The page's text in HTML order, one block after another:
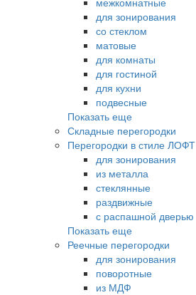
для зонирования
со стеклом
матовые
для комнаты
для гостиной
для кухни
подвесные
Показать еще
Складные перегородки
Перегородки в стиле ЛОФТ
для зонирования
из металла
стеклянные
раздвижные
с распашной дверью
Показать еще
Реечные перегородки
для зонирования
поворотные
из МДФ